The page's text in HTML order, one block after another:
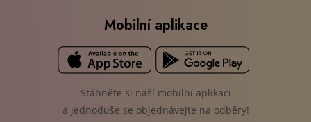
Mobilní aplikace
Stáhněte si naší mobilní aplikaci
a jednoduše se objednávejte na odběry!